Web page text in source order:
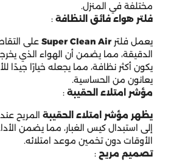
مختلفة في المنزل.
فلتر هواء فائق النظافة :
يعمل فلتر Super Clean Air على
الدقيقة، مما يضمن أن الهواء الذي
يكون أكثر نظافة، مما يجعله خيارًا جيدًا
يعانون من الحساسية.
مؤشر امتلاء الحقيبة :
يظهر مؤشر امتلاء الحقيبة المريح
إلى استبدال كيس الغبار، مما يضمن
الأوقات دون تخمين موعد امتلائه.
تصميم مريح :